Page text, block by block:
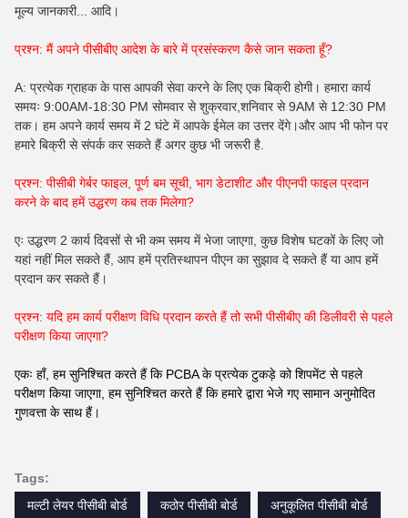
मूल्य जानकारी... आदि।
प्रश्न: मैं अपने पीसीबीए आदेश के बारे में प्रसंस्करण कैसे जान सकता हूँ?
A: प्रत्येक ग्राहक के पास आपकी सेवा करने के लिए एक बिक्री होगी। हमारा कार्य
समयः 9:00AM-18:30 PM सोमवार से शुक्रवार,शनिवार से 9AM से 12:30 PM
तक। हम अपने कार्य समय में 2 घंटे में आपके ईमेल का उत्तर देंगे।और आप भी फोन पर
हमारे बिक्री से संपर्क कर सकते हैं अगर कुछ भी जरूरी है.
प्रश्न: पीसीबी गेर्बर फाइल, पूर्ण बम सूची, भाग डेटाशीट और पीएनपी फाइल प्रदान
करने के बाद हमें उद्धरण कब तक मिलेगा?
एः उद्धरण 2 कार्य दिवसों से भी कम समय में भेजा जाएगा, कुछ विशेष घटकों के लिए जो
यहां नहीं मिल सकते हैं, आप हमें प्रतिस्थापन पीएन का सुझाव दे सकते हैं या आप हमें
प्रदान कर सकते हैं।
प्रश्न: यदि हम कार्य परीक्षण विधि प्रदान करते हैं तो सभी पीसीबीए की डिलीवरी से पहले
परीक्षण किया जाएगा?
एकः हाँ, हम सुनिश्चित करते हैं कि PCBA के प्रत्येक टुकड़े को शिपमेंट से पहले
परीक्षण किया जाएगा, हम सुनिश्चित करते हैं कि हमारे द्वारा भेजे गए सामान अनुमोदित
गुणवत्ता के साथ हैं।
Tags:
मल्टी लेयर पीसीबी बोर्ड
कठोर पीसीबी बोर्ड अनुकूलित पीसीबी बोर्ड